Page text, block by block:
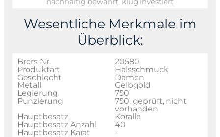
Wesentliche Merkmale im
Überblick:
Brors Nr.
20580
Produktart
Halsschmuck
Geschlecht
Damen
Metall
Gelbgold
Legierung
750
Punzierung
750, geprüft, nicht
vorhanden
Hauptbesatz
Koralle
Hauptbesatz Anzahl
40
Hauptbesatz Karat
-